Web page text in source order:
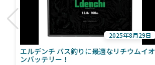
エルデンチ バス釣りに最適なリチウムイオ
ンバッテリー！
2025年8月29日